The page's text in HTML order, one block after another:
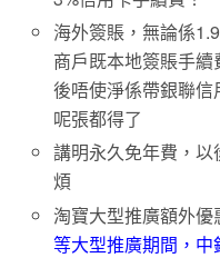
海外簽賬，無論係
商戶既本地簽賬手
後唔使淨係帶銀聯信
呢張都得了
講明永久免年費，
煩
淘寶大型推廣額外
等大型推廣期間，